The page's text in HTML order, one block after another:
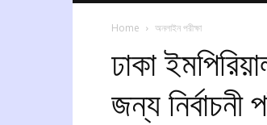
Home অনলাইন পরীক্ষা
ঢাকা
জন্য নির্বাচনী